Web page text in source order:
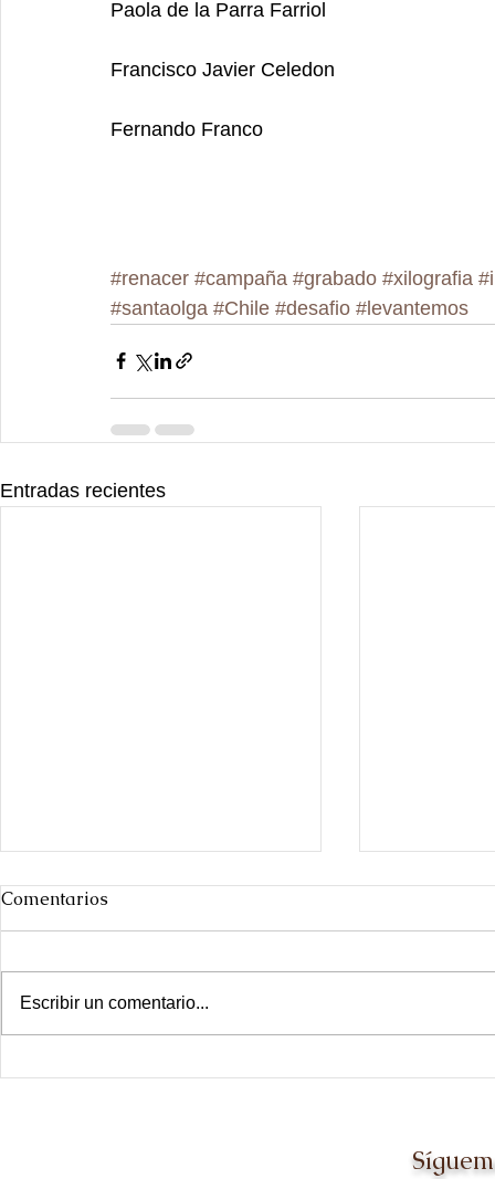
Paola de la Parra Farriol
Francisco Javier Celedon
Fernando Franco
#renacer #campaña #grabado #xilografia
#santaolga #Chile #desafio #levantemos
Entradas recientes
Comentarios
Escribir un comentario...